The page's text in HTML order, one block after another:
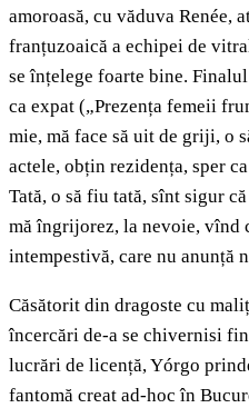
amoroasă, cu văduva Renée,
franțuzoaică a echipei de
se înțelege foarte bine.
ca expat („Prezența femeii
mie, mă face să uit de griji, o
actele, obțin rezidența, sper
Tată, o să fiu tată, sînt sigur
mă îngrijorez, la nevoie, vînd
intempestivă, care nu anunță
Căsătorit din dragoste cu
încercări de-a se chivernisi
lucrări de licență, Yórgo
fantomă creat ad-hoc în